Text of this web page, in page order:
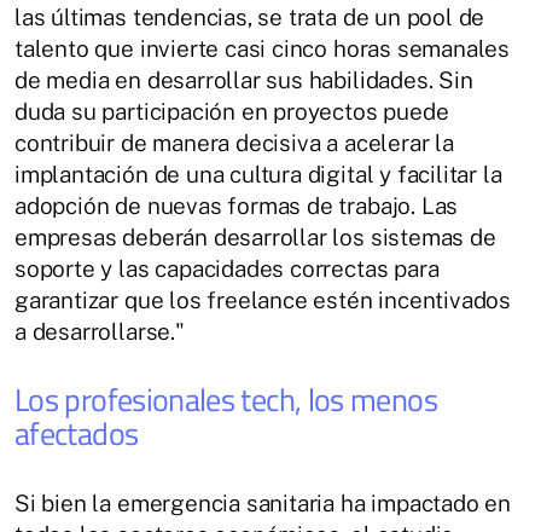
las últimas tendencias, se trata de un pool de
talento que invierte casi cinco horas semanales
de media en desarrollar sus habilidades. Sin
duda su participación en proyectos puede
contribuir de manera decisiva a acelerar la
implantación de una cultura digital y facilitar la
adopción de nuevas formas de trabajo. Las
empresas deberán desarrollar los sistemas de
soporte y las capacidades correctas para
garantizar que los freelance estén incentivados
a desarrollarse."
Los profesionales tech, los menos
afectados
Si bien la emergencia sanitaria ha impactado en